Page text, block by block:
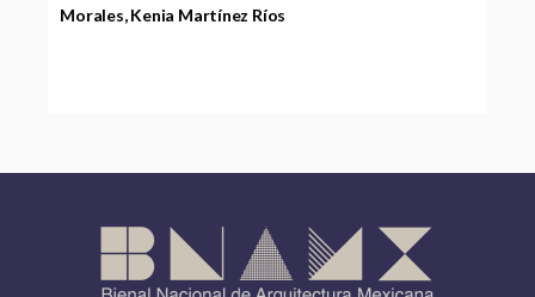
Morales, Kenia Martínez Ríos